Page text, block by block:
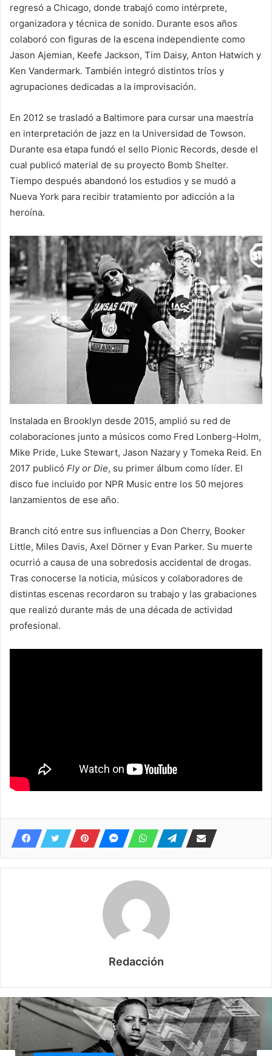
regresó a Chicago, donde trabajó como intérprete,
organizadora y técnica de sonido. Durante esos años
colaboró con figuras de la escena independiente como
Jason Ajemian, Keefe Jackson, Tim Daisy, Anton Hatwich y
Ken Vandermark. También integró distintos tríos y
agrupaciones dedicadas a la improvisación.
En 2012 se trasladó a Baltimore para cursar una maestría
en interpretación de jazz en la Universidad de Towson.
Durante esa etapa fundó el sello Pionic Records, desde el
cual publicó material de su proyecto Bomb Shelter.
Tiempo después abandonó los estudios y se mudó a
Nueva York para recibir tratamiento por adicción a la
heroína.
Instalada en Brooklyn desde 2015, amplió su red de
colaboraciones junto a músicos como Fred Lonberg-Holm,
Mike Pride, Luke Stewart, Jason Nazary y Tomeka Reid. En
2017 publicó Fly or Die, su primer álbum como líder. El
disco fue incluido por NPR Music entre los 50 mejores
lanzamientos de ese año.
Branch citó entre sus influencias a Don Cherry, Booker
Little, Miles Davis, Axel Dörner y Evan Parker. Su muerte
ocurrió a causa de una sobredosis accidental de drogas.
Tras conocerse la noticia, músicos y colaboradores de
distintas escenas recordaron su trabajo y las grabaciones
que realizó durante más de una década de actividad
profesional.
Redacción